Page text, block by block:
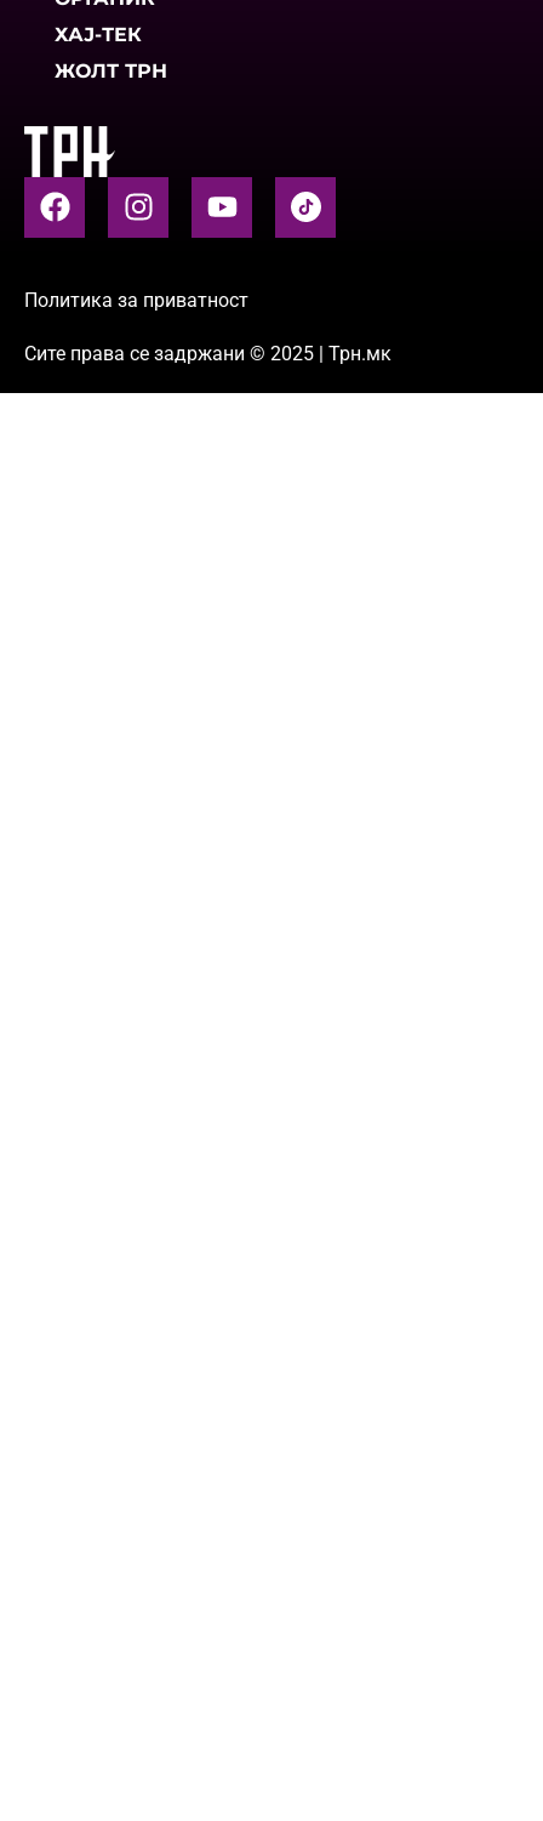
ХАЈ-ТЕК
ЖОЛТ ТРН
Политика за приватност
Сите права се задржани © 2025 | Трн.мк